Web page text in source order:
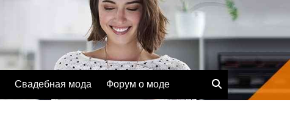
Свадебная мода Форум о моде